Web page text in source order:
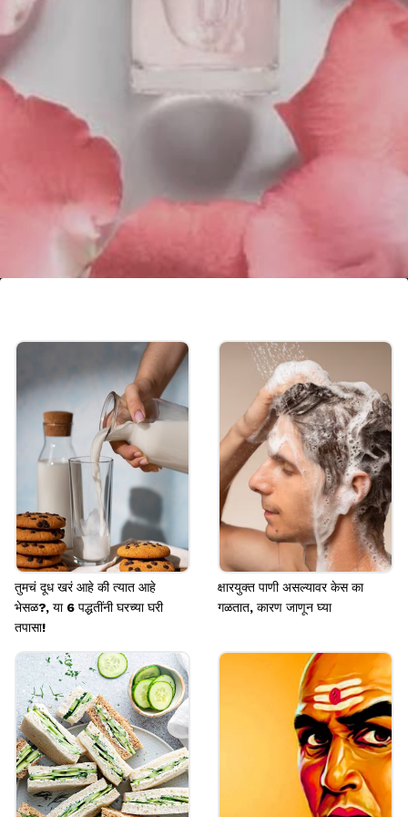
शुद्ध गुलाब पाण्यात अल्कोहोलचा वापर केला जात नाही. अन्यथा
हवेच्या संपर्कात आल्यानंतर ते वाफ होऊन उडले जाते.
Image credits: Social Media
तुमचं दूध खरं आहे की त्यात आहे
भेसळ?, या 6 पद्धतींनी घरच्या घरी
तपासा!
क्षारयुक्त पाणी असल्यावर केस का
गळतात, कारण जाणून घ्या